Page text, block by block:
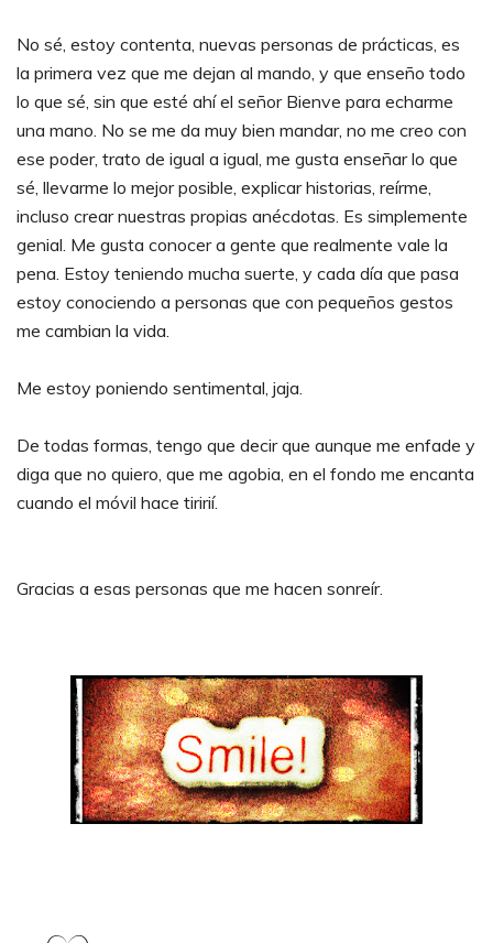
No sé, estoy contenta, nuevas personas de prácticas, es
la primera vez que me dejan al mando, y que enseño todo
lo que sé, sin que esté ahí el señor Bienve para echarme
una mano. No se me da muy bien mandar, no me creo con
ese poder, trato de igual a igual, me gusta enseñar lo que
sé, llevarme lo mejor posible, explicar historias, reírme,
incluso crear nuestras propias anécdotas. Es simplemente
genial. Me gusta conocer a gente que realmente vale la
pena. Estoy teniendo mucha suerte, y cada día que pasa
estoy conociendo a personas que con pequeños gestos
me cambian la vida.
Me estoy poniendo sentimental, jaja.
De todas formas, tengo que decir que aunque me enfade y
diga que no quiero, que me agobia, en el fondo me encanta
cuando el móvil hace tiririí.
Gracias a esas personas que me hacen sonreír.